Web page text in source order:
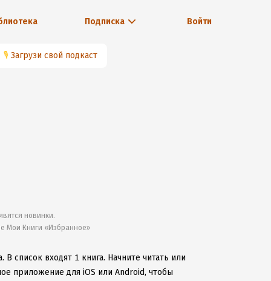
Подписка Войти
🎙 Загрузи свой подкаст
новинки.
Мои Книги «Избранное»
В список входят 1 книга. Начните читать или
приложение для iOS или Android, чтобы